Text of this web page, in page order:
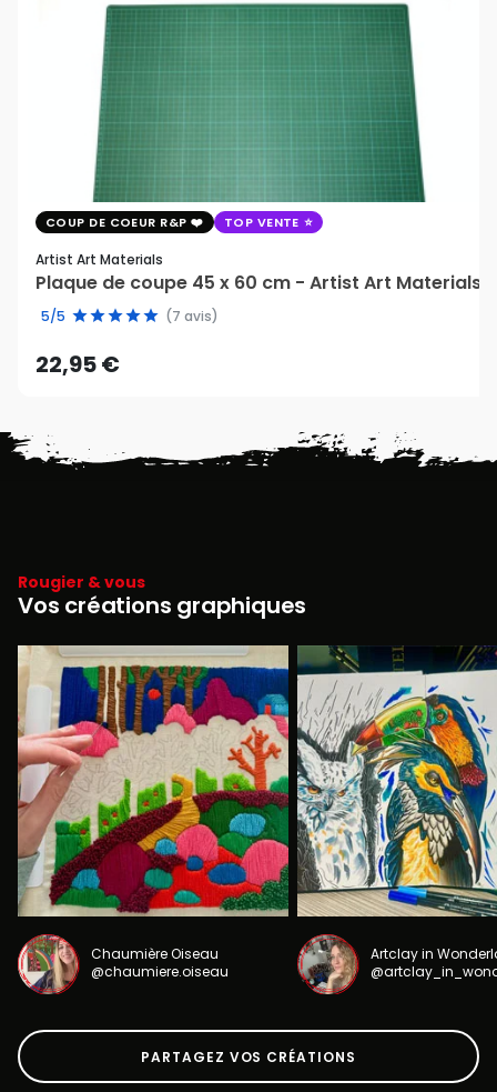
COUP DE COEUR R&P TOP VENTE
Artist Art Materials
Plaque de coupe 45 x 60 cm - Artist Art Materials
5/5 (7 avis)
22,95 €
Rougier & vous
Vos créations graphiques
Chaumière Oiseau
@chaumiere.oiseau
Artclay in
PARTAGEZ VOS CRÉATIONS